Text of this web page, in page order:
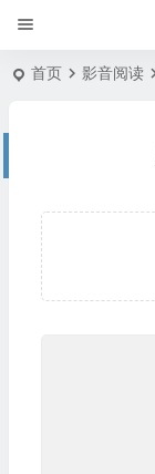
首页 影音阅读